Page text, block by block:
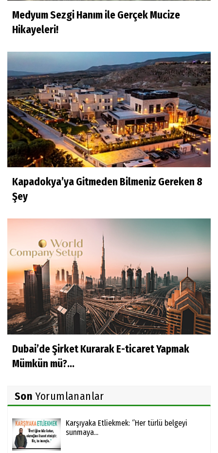
Medyum Sezgi Hanım ile Gerçek Mucize
Hikayeleri!
Kapadokya’ya Gitmeden Bilmeniz Gereken 8
Şey
Dubai’de Şirket Kurarak E-ticaret Yapmak
Mümkün mü?...
Son Yorumlananlar
Karşıyaka Etliekmek: ‘’Her türlü belgeyi
sunmaya...